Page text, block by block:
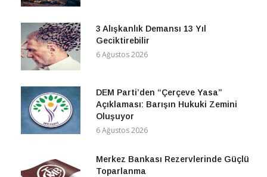
3 Alışkanlık Demansı 13 Yıl
Geciktirebilir
6 Ağustos 2026
DEM Parti’den “Çerçeve Yasa”
Açıklaması: Barışın Hukuki Zemini
Oluşuyor
6 Ağustos 2026
Merkez Bankası Rezervlerinde Güçlü
Toparlanma